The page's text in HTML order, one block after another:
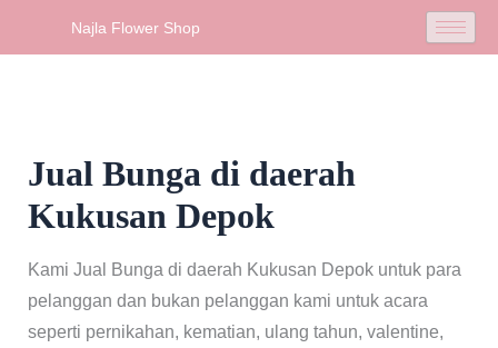
Najla Flower Shop
Jual Bunga di daerah
Kukusan Depok
Kami Jual Bunga di daerah Kukusan Depok untuk para
pelanggan dan bukan pelanggan kami untuk acara
seperti pernikahan, kematian, ulang tahun, valentine,